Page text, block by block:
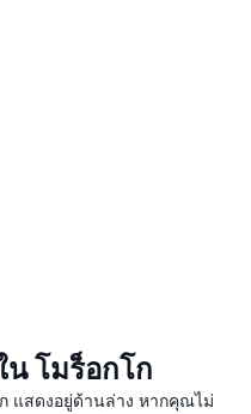
น โมร็อกโก
แสดงอยู่ด้านล่าง หากคุณไม่